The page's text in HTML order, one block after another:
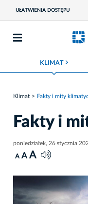
UŁATWIENIA DOSTĘPU
KLIMAT ROZWIŃ MENU
Klimat Fakty i mity
Fakty i
poniedziałek, 26 stycznia
A A A